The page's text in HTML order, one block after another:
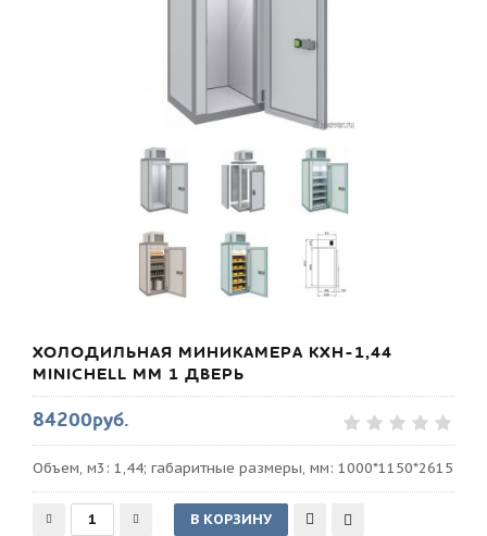
ХОЛОДИЛЬНАЯ МИНИКАМЕРА КХН-1,44
MINICHELL ММ 1 ДВЕРЬ
84200руб.
Объем, м3: 1,44; габаритные размеры, мм: 1000*1150*2615